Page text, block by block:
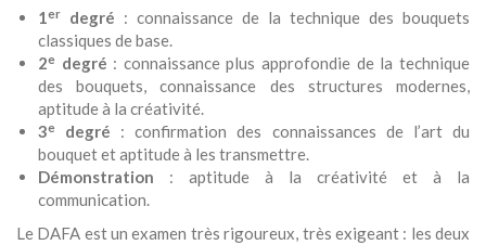
1er degré : connaissance de la technique des bouquets
classiques de base.
2e degré : connaissance plus approfondie de la technique
des bouquets, connaissance des structures modernes,
aptitude à la créativité.
3e degré : confirmation des connaissances de l’art du
bouquet et aptitude à les transmettre.
Démonstration : aptitude à la créativité et à la
communication.
Le DAFA est un examen très rigoureux, très exigeant : les deux